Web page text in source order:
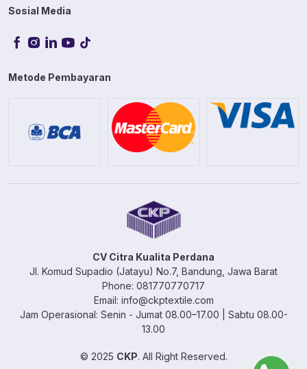
Sosial Media
Metode Pembayaran
CV Citra Kualita Perdana
Jl. Komud Supadio (Jatayu) No.7, Bandung, Jawa Barat
Phone: 081770770717
Email: info@ckptextile.com
Jam Operasional: Senin - Jumat 08.00–17.00 | Sabtu 08.00-
13.00
© 2025 CKP. All Right Reserved.